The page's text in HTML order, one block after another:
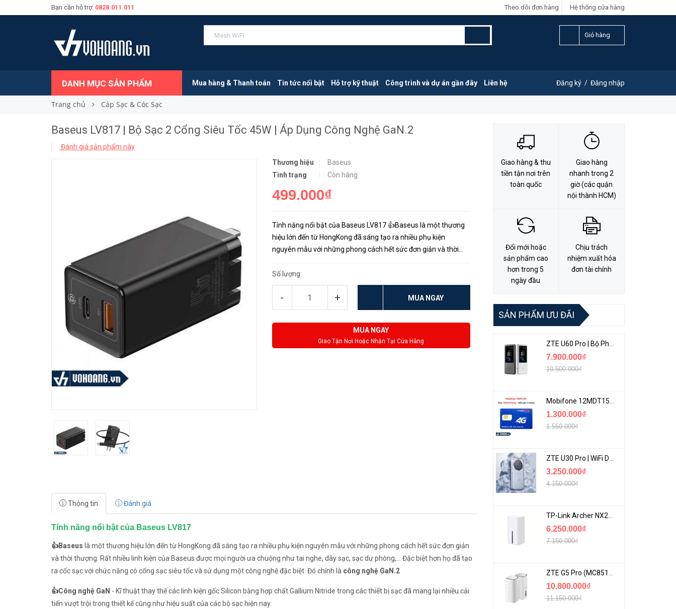
Bạn cần hỗ trợ: 0828.011.011 Hệ thống cửa hàng
Theo dõi đơn hàng
Giỏ hàng
DANH MỤC SẢN PHẨM Mua hàng & Thanh toán Tin tức nổi bật Hỗ trợ kỹ thuật Công trình và dự án gần đây Liên hệ Đăng ký / Đăng nhập
Trang chủ Cáp Sạc & Cóc Sạc
Baseus LV817 | Bộ Sạc 2 Cổng Siêu Tốc 45W | Áp Dụng Công Nghệ GaN.2
Đánh giá sản phẩm này
Thương hiệu
Baseus
Tình trạng
Còn hàng
499.000₫
Tính năng nổi bật của Baseus LV817 👍Baseus là một thương
hiệu lớn đến từ HongKong đã sáng tạo ra nhiều phụ kiện
nguyên mẫu với những phong cách hết sức đơn giản và thời
chuộng như tai nghe,...
Số lượng:
- + MUA NGAY
MUA NGAY
Giao Tận Nơi Hoặc Nhận Tại Cửa Hàng
MUA NGAY LIÊN HỆ ĐẶT HÀNG
Thông tin Đánh giá
Tính năng nổi bật của Baseus LV817
👍Baseus là một thương hiệu lớn đến từ HongKong đã sáng tạo ra nhiều phụ kiện nguyên mẫu với những phong cách hết sức đơn giản
và thời thượng. Rất nhiều linh kiện của Baseus được mọi người ưa chuộng như tai nghe, dây sạc, sạc dự phòng,... Đặc biệt hơn họ đã tạo
ra cốc sạc với chức năng có cổng sạc siêu tốc và sử dụng một công nghệ đặc biệt. Đó chính là công nghệ GaN.2
👍Công nghệ GaN - Kĩ thuật thay thế các linh kiện gốc Silicon bằng hợp chất Gallium Nitride trong các thiết bị sạc đã mang lại nhiều cải
tiến vượt trội trong thiết kế cũng như hiệu suất của các bộ sạc hiện nay.
Giao hàng & thu
tiền tận nơi trên
toàn quốc
Giao hàng
nhanh trong 2
giờ (các quận
nội thành HCM)
Đổi mới hoặc
sản phẩm cao
hơn trong 5
ngày đầu
Chịu trách
nhiệm xuất hóa
đơn tài chính
SẢN PHẨM ƯU ĐÃI
ZTE U60 Pro | Bộ Phát 5G Cầm Tay Tích Hợp Công Nghệ WiFi 7, Pin 10000mAh
7.900.000₫
10.500.000₫
Mobifone 12MDT150 | Sim Chuyên 4G Mobifone Dung Lượng Cao 500GB/Tháng Gói 1 Năm
1.300.000₫
1.550.000₫
ZTE U30 Pro | WiFi Di Động 5G Tốc Độ Lên Đến 500Mbps, Màn Hình Cảm Ứng
3.250.000₫
4.150.000₫
TP-Link Archer NX200 | Bộ Phát WiFi Dùng Sim 5G Tốc Độ Cao Mới FullBox
6.250.000₫
7.150.000₫
ZTE G5 Pro (MC8512) | Router 5G WiFi7 Be7200 Hỗ Trợ Băng Tần 6Ghz Cực Mạnh
10.800.000₫
11.150.000₫